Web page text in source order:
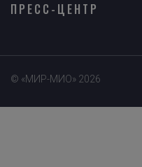
ПРЕСС-ЦЕНТР
© «МИР-МИО» 2026